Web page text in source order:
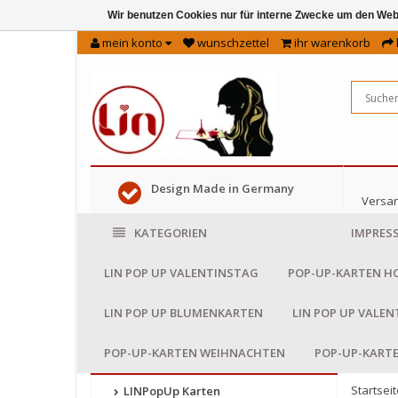
mein konto wunschzettel ihr warenkorb
Design Made in Germany
KATEGORIEN
LIN POP UP VALENTINSTAG POP-UP-KARTEN
LIN POP UP BLUMENKARTEN LIN POP UP
POP-UP-KARTEN WEIHNACHTEN POP-UP-
LINPopUp Karten
Wir benutzen Cookies nur für interne Zwecke um den